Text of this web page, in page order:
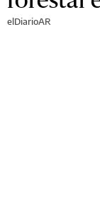
elDiarioAR